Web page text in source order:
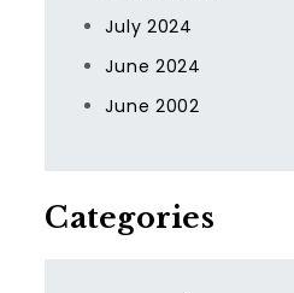
July 2024
June 2024
June 2002
Categories